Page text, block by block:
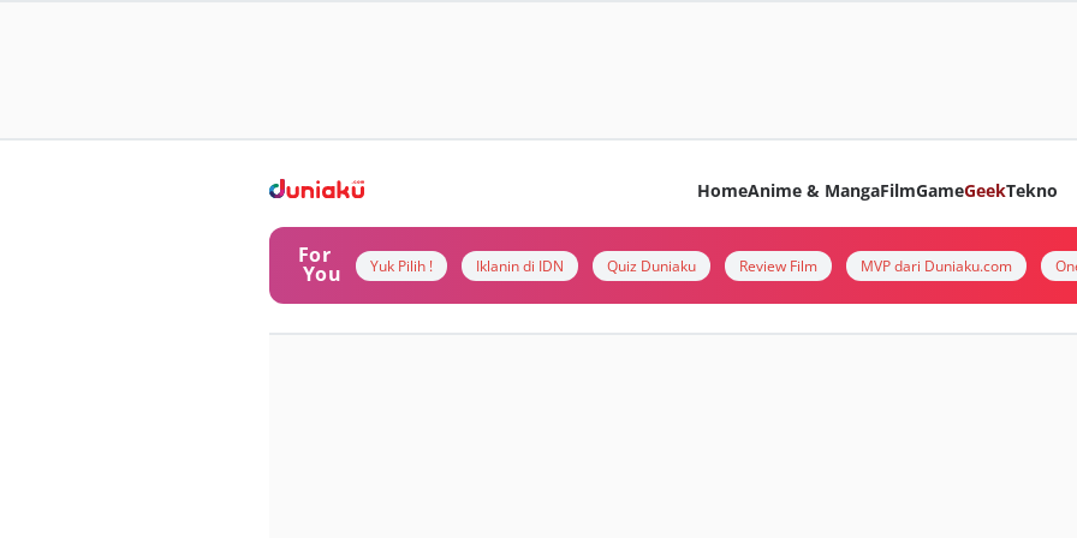
HomeAnime & MangaFilmGameGeekTekno
For
You Yuk Pilih ! Iklanin di IDN Quiz Duniaku Review Film MVP dari Duniaku.com